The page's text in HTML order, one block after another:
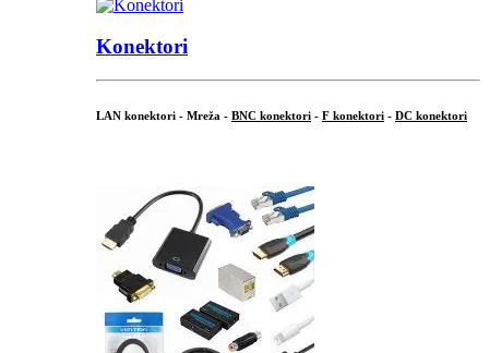
Konektori
LAN konektori - Mreža - BNC konektori - F konektori - DC konektori